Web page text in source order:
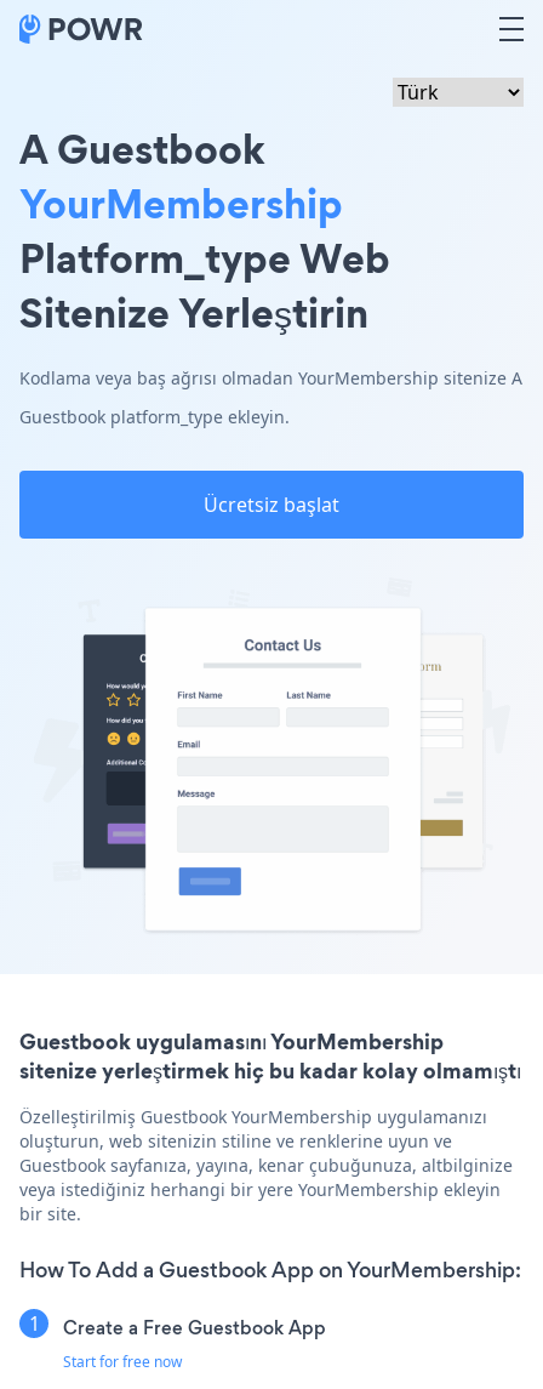
A Guestbook
YourMembership
Platform_type Web
Sitenize Yerleştirin
Kodlama veya baş ağrısı olmadan YourMembership sitenize A
Guestbook platform_type ekleyin.
Ücretsiz başlat
Guestbook uygulamasını YourMembership
sitenize yerleştirmek hiç bu kadar kolay olmamıştı
Özelleştirilmiş Guestbook YourMembership uygulamanızı
oluşturun, web sitenizin stiline ve renklerine uyun ve
Guestbook sayfanıza, yayına, kenar çubuğunuza, altbilginize
veya istediğiniz herhangi bir yere YourMembership ekleyin
bir site.
How To Add a Guestbook App on YourMembership:
Create a Free Guestbook App
Start for free now